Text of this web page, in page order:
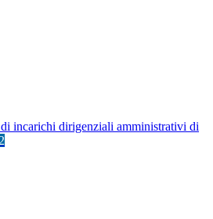
incarichi dirigenziali amministrativi di
2